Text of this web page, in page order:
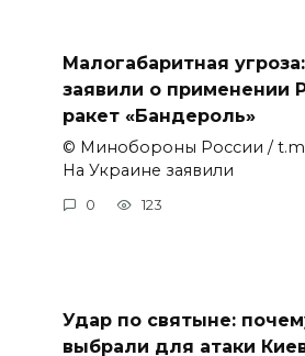
Малогабаритная
заявили о применении
ракет «Бандероль»
© Минобороны России /
На Украине заявили
0 123
Удар по святыне:
выбрали для атаки